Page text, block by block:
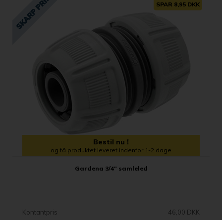
SPAR 8,95 DKK
Bestil nu !
og få produktet leveret indenfor 1-2 dage
Gardena 3/4" samleled
Kontantpris
46,00 DKK